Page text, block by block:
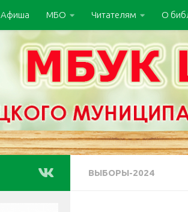
Афиша МБО Читателям О
ВЫБОРЫ-2024